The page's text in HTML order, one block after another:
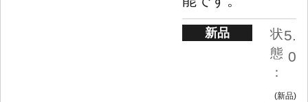
新品
状
態
：
5.
0
新品